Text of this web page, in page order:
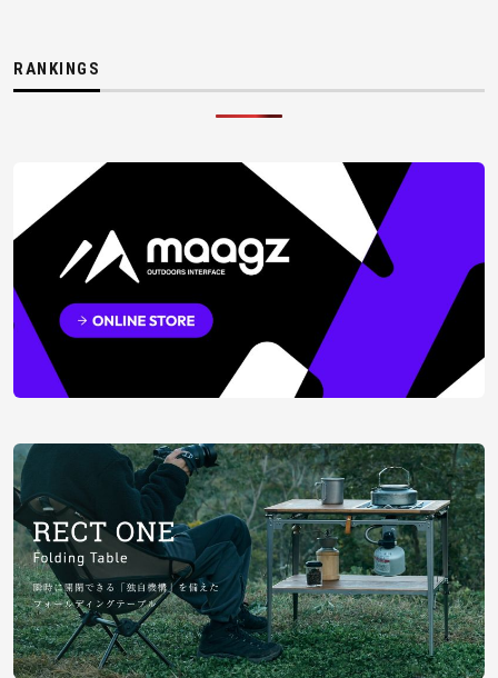
RANKINGS